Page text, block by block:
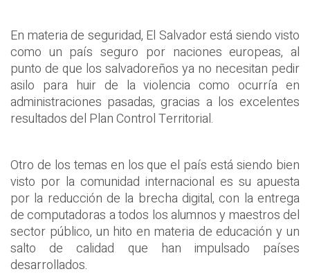
En materia de seguridad, El Salvador está siendo visto
como un país seguro por naciones europeas, al
punto de que los salvadoreños ya no necesitan pedir
asilo para huir de la violencia como ocurría en
administraciones pasadas, gracias a los excelentes
resultados del Plan Control Territorial.
Otro de los temas en los que el país está siendo bien
visto por la comunidad internacional es su apuesta
por la reducción de la brecha digital, con la entrega
de computadoras a todos los alumnos y maestros del
sector público, un hito en materia de educación y un
salto de calidad que han impulsado países
desarrollados.